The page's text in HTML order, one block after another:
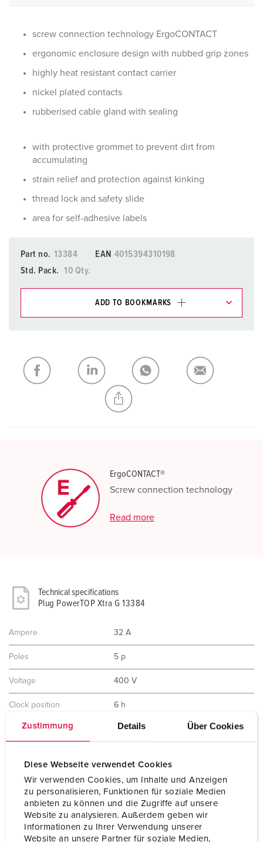
Zustimmung Details Über Cookies
Diese Webseite verwendet Cookies
Wir verwenden Cookies, um Inhalte und Anzeigen
zu personalisieren, Funktionen für soziale Medien
anbieten zu können und die Zugriffe auf unsere
Website zu analysieren. Außerdem geben wir
Informationen zu Ihrer Verwendung unserer
Website an unsere Partner für soziale Medien,
screw connection technology ErgoCONTACT
ergonomic enclosure design with nubbed grip zones
highly heat resistant contact carrier
nickel plated contacts
rubberised cable gland with sealing
with protective grommet to prevent dirt from
accumulating
strain relief and protection against kinking
thread lock and safety slide
area for self-adhesive labels
Part no. 13384 EAN 4015394310198
Std. Pack.
10 Qty.
ADD TO BOOKMARKS
My list ADD
CREATE A NEW LIST
ErgoCONTACT®
Screw connection technology
Read more
Technical specifications
Plug PowerTOP Xtra G 13384
Ampere 32 A
Poles 5 p
Voltage 400 V
Clock position 6 h
Hertz 50-60 Hz
Contact
nickel plated contacts
highly heat resistant contact carrier
Protection type IP54
Weight 340 g